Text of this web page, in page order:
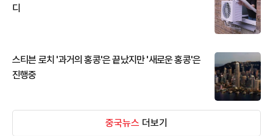
디
스티븐 로치 '과거의 홍콩'은 끝났지만 '새로운 홍콩'은
진행중
중국뉴스 더보기